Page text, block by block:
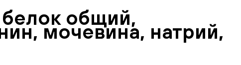
общий,
мочевина, натрий,